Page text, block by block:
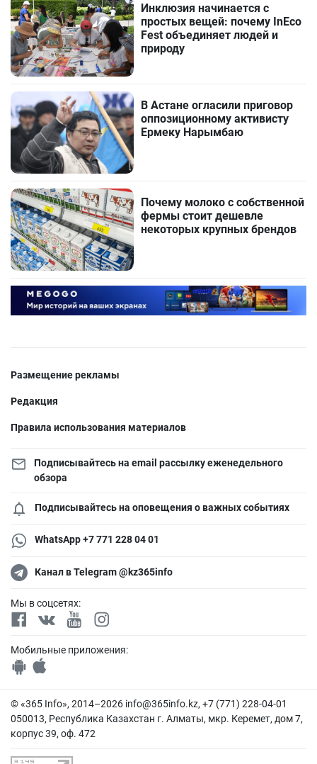
Инклюзия начинается с
простых вещей: почему InEco
Fest объединяет людей и
природу
В Астане огласили приговор
оппозиционному активисту
Ермеку Нарымбаю
Почему молоко с собственной
фермы стоит дешевле
некоторых крупных брендов
Размещение рекламы
Редакция
Правила использования материалов
Подписывайтесь на email рассылку еженедельного
обзора
Подписывайтесь на оповещения о важных событиях
WhatsApp +7 771 228 04 01
Канал в Telegram @kz365info
Мы в соцсетях:
Мобильные приложения:
© «365 Info», 2014–2026 info@365info.kz, +7 (771) 228-04-01
050013, Республика Казахстан г. Алматы, мкр. Керемет, дом 7,
корпус 39, оф. 472